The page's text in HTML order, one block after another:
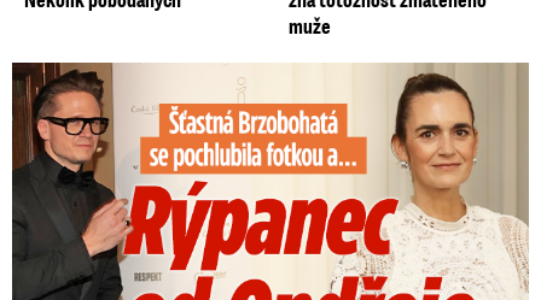
muže
Šťastná Brzobohatá se pochlubila fotkou: Rýpanec od Ondřeje